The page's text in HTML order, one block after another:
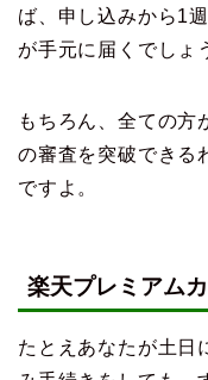
ば、申し込みから1
が手元に届くでしょ
もちろん、全ての方
の審査を突破できる
ですよ。
楽天プレミアム
たとえあなたが土日